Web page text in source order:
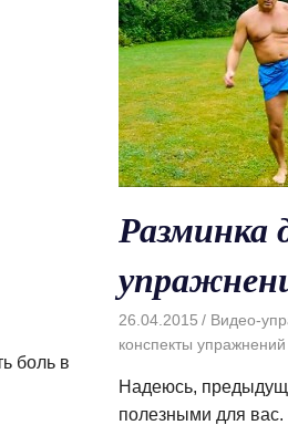
боль в
Разминка
26.04.2015 Видео-
конспекты упражнений
Надеюсь,
полезными для вас.